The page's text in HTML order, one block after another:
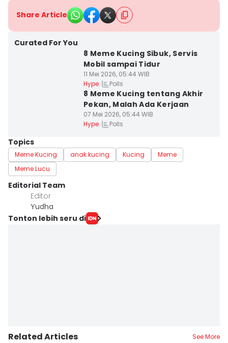
Share Article
Curated For You
8 Meme Kucing Sibuk, Servis
Mobil sampai Tidur
11 Mei 2026, 05:44 WIB
Hype
Polls
8 Meme Kucing tentang Akhir
Pekan, Malah Ada Kerjaan
07 Mei 2026, 05:44 WIB
Hype
Polls
Topics
Meme Kucing anak kucing Kucing
Meme
Meme Lucu
Editorial Team
Editor
Yudha ‎
Tonton lebih seru di
Related Articles See More